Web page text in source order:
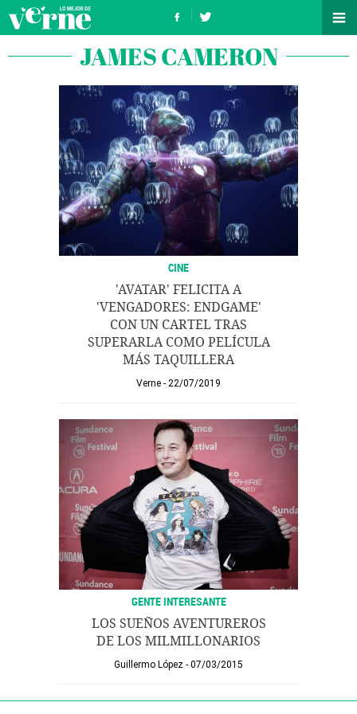
JAMES CAMERON
CINE
'AVATAR' FELICITA A
'VENGADORES: ENDGAME'
CON UN CARTEL TRAS
SUPERARLA COMO PELÍCULA
MÁS TAQUILLERA
Verne 22/07/2019
GENTE INTERESANTE
LOS SUEÑOS AVENTUREROS
DE LOS MILMILLONARIOS
Guillermo López 07/03/2015